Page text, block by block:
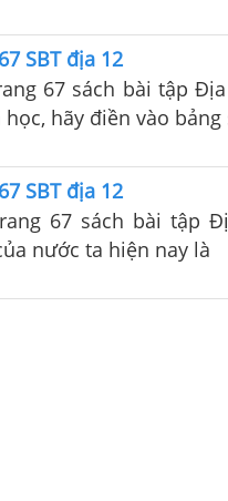
SBT địa 12
67 sách bài tập
hãy điền vào bảng
SBT địa 12
67 sách bài tập
nước ta hiện nay là